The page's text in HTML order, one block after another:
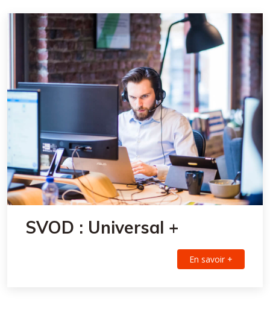
SVOD : Universal +
En savoir +